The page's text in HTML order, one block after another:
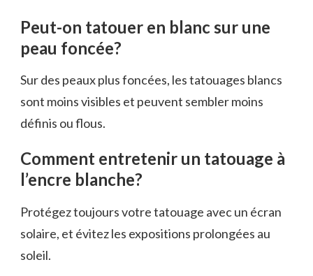
Peut-on tatouer en blanc sur une
peau foncée?
Sur des peaux plus foncées, les tatouages blancs
sont moins visibles et peuvent sembler moins
définis ou flous.
Comment entretenir un tatouage à
l’encre blanche?
Protégez toujours votre tatouage avec un écran
solaire, et évitez les expositions prolongées au
soleil.